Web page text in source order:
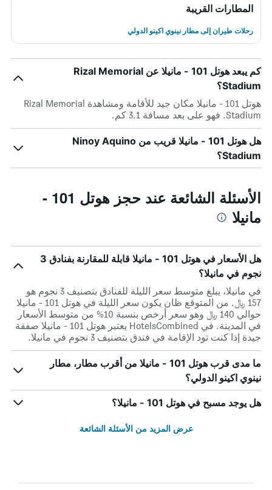
المطارات القريبة
رحلات طيران إلى مطار نينوي اكينو الدولي
كم يبعد هوتل 101 - مانيلا عن Rizal Memorial
Stadium؟
هوتل 101 - مانيلا مكان جيد للأقامة ومشاهدة Rizal Memorial
Stadium. فهو على بعد مسافة 3.1 كم.
هل هوتل 101 - مانيلا قريب من Ninoy Aquino
Stadium؟
الأسئلة الشائعة عند حجز هوتل 101 -
مانيلا
هل الأسعار في هوتل 101 - مانيلا قابلة للمقارنة بفنادق 3
نجوم في مانيلا؟
في مانيلا، يبلغ متوسط ​​سعر الليلة للفنادق بتصنيف 3 نجوم هو
157 ﷼. من المتوقع ظان يكون سعر الليلة في هوتل 101 - مانيلا
حوالي 140 ﷼ وهو سعر أرخص بنسبة 10% من متوسط الأسعار
في المدينة. في HotelsCombined يعتبر هوتل 101 - مانيلا صفقة
جيدة إذا كنت تود الإقامة في فندق بتصنيف 3 نجوم في مانيلا.
ما مدى قرب هوتل 101 - مانيلا من أقرب مطار، مطار
نينوي اكينو الدولي؟
هل يوجد مسبح في هوتل 101 - مانيلا؟
عرض المزيد من الأسئلة الشائعة